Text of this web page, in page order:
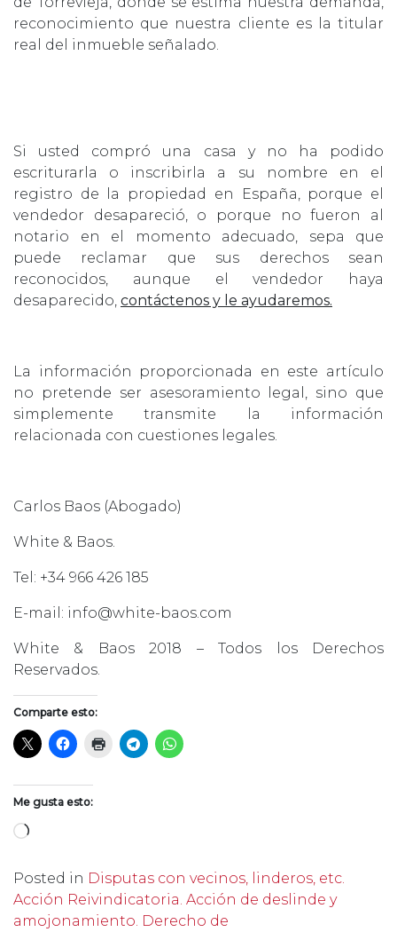
reconocimiento que nuestra cliente es la titular
real del inmueble señalado.
Si usted compró una casa y no ha podido
escriturarla o inscribirla a su nombre en el
registro de la propiedad en España, porque el
vendedor desapareció, o porque no fueron al
notario en el momento adecuado, sepa que
puede reclamar que sus derechos sean
reconocidos, aunque el vendedor haya
desaparecido, contáctenos y le ayudaremos.
La información proporcionada en este artículo
no pretende ser asesoramiento legal, sino que
simplemente transmite la información
relacionada con cuestiones legales.
Carlos Baos (Abogado)
White & Baos.
Tel: +34 966 426 185
E-mail: info@white-baos.com
White & Baos 2018 – Todos los Derechos
Reservados.
Comparte esto:
Me gusta esto:
Cargando...
Posted in Disputas con vecinos, linderos, etc.
Acción Reivindicatoria. Acción de deslinde y
amojonamiento. Derecho de